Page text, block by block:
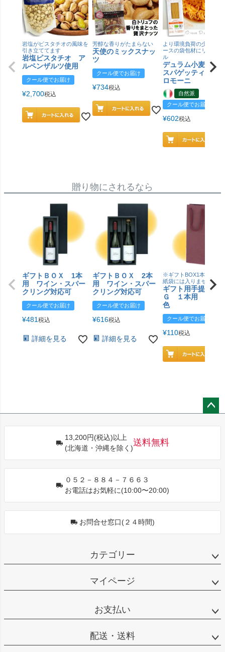
岩塩がピスタチオの風味を
引き立ててます
岩塩ピスタチオ ア
ルペンザルツ使用
クール便でお届け
¥2,700税込
芳醇な香りがたまらない
天使のミックスナッ
ツ
クール便でお届け
¥734税込
より環境負荷の少ない紙
ースの袋包材にリニュー
ル
デュラム小麦 有
スパゲッティ／ジ
ロモーニ
自然派
クール便でお届け
¥602税込
贈り物にされるなら
ギフトＢＯＸ 1本
用 ワイン・スパー
クリング対応可
クール便でお届け
¥481 税込
詳細を見る
ギフトＢＯＸ 2本
用 ワイン・スパー
クリング対応可
クール便でお届け
¥616税込
詳細を見る
※ギフトBOX1本用はこ
紙袋には入りません
ギフト用手提げＢ
Ｇ １本用 エン
色
クール便でお届け
¥110税込
13,200円(税込)以上
(北海道・沖縄を除く)
送料無料
０５２－８８４－７６６３
お電話はお気軽に(10:00〜20:00)
お問合せ窓口(２４時間)
カテゴリー
マイページ
お支払い
配送・送料